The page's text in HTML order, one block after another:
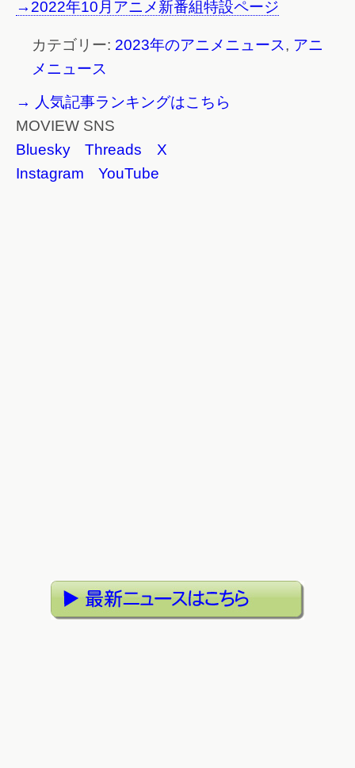
→2022年10月アニメ新番組特設ページ
カテゴリー: 2023年のアニメニュース, アニ
メニュース
→ 人気記事ランキングはこちら
MOVIEW SNS
Bluesky
Threads
X
Instagram
YouTube